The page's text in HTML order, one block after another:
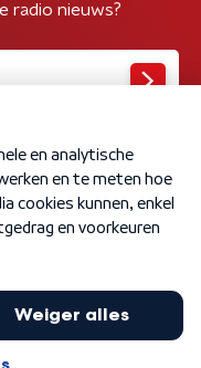
radio nieuws?